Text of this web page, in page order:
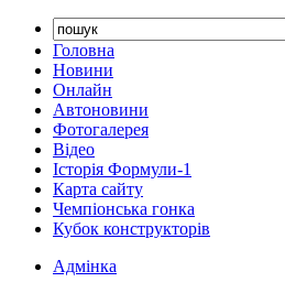
Головна
Новини
Онлайн
Автоновини
Фотогалерея
Відео
Історія Формули-1
Карта сайту
Чемпіонська гонка
Кубок конструкторів
Адмінка